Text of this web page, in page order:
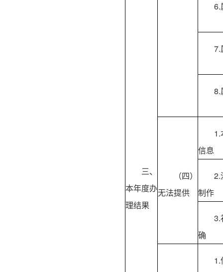
三、
本年度办
理结果
6.
7.
8.
（四）
无法提供
信息
2.
制作
3.
确